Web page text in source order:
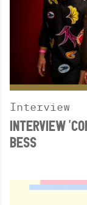
Interview
INTERVIEW
BESS